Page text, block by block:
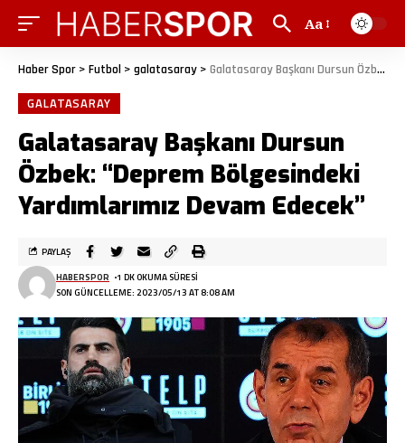
Aa
Haber Spor > Futbol > galatasaray > Galatasaray Başkanı Dursun Özbek: “Deprem Bölgesindeki Yardımlarımız Devam Edecek”
GALATASARAY
Galatasaray Başkanı Dursun
Özbek: “Deprem Bölgesindeki
Yardımlarımız Devam Edecek”
SON GÜNCELLEME: 2023/05/13 AT 8:08 AM
HABERSPOR 1 DK OKUMA SÜRESI
PAYLAŞ